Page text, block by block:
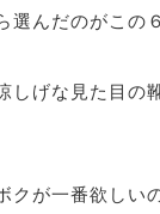
選んだのがこの
しげな見た目の
クが一番欲しい